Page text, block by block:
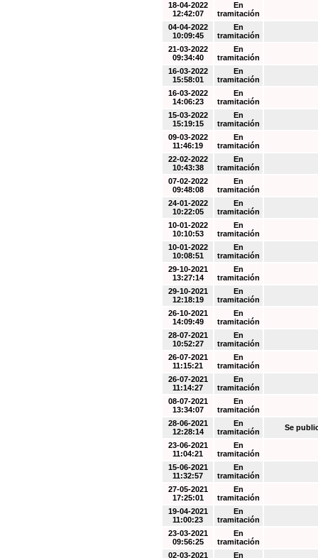
18-04-2022
12:42:07
En
tramitación
04-04-2022
10:09:45
En
tramitación
21-03-2022
09:34:40
En
tramitación
16-03-2022
15:58:01
En
tramitación
16-03-2022
14:06:23
En
tramitación
15-03-2022
15:19:15
En
tramitación
09-03-2022
11:46:19
En
tramitación
22-02-2022
10:43:38
En
tramitación
07-02-2022
09:48:08
En
tramitación
24-01-2022
10:22:05
En
tramitación
10-01-2022
10:10:53
En
tramitación
10-01-2022
10:08:51
En
tramitación
29-10-2021
13:27:14
En
tramitación
29-10-2021
12:18:19
En
tramitación
26-10-2021
14:09:49
En
tramitación
28-07-2021
10:52:27
En
tramitación
26-07-2021
11:15:21
En
tramitación
26-07-2021
11:14:27
En
tramitación
08-07-2021
13:34:07
En
tramitación
28-06-2021
12:28:14
En
tramitación
Se
23-06-2021
11:04:21
En
tramitación
15-06-2021
11:32:57
En
tramitación
27-05-2021
17:25:01
En
tramitación
19-04-2021
11:00:23
En
tramitación
23-03-2021
09:56:25
En
tramitación
02-03-2021
En